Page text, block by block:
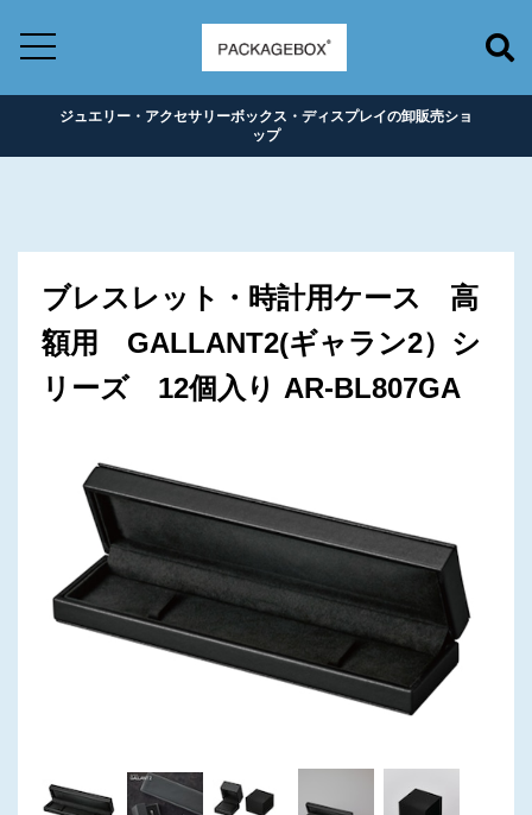
ジュエリー・アクセサリーボックス・ディスプレイの卸販売ショ
ップ
ブレスレット・時計用ケース 高
額用 GALLANT2(ギャラン2）シ
リーズ 12個入り AR-BL807GA